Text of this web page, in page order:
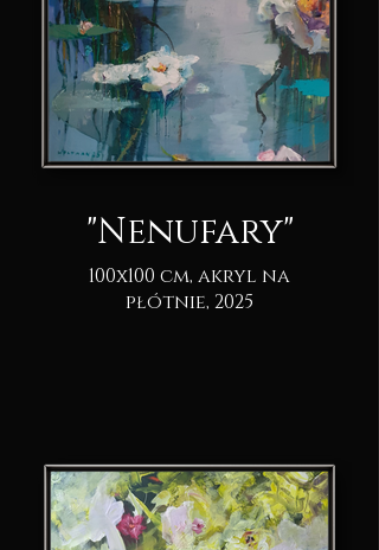
"Nenufary"
100x100 cm, akryl na
płótnie, 2025